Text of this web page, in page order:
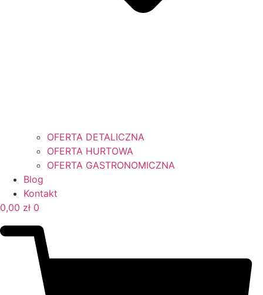
OFERTA DETALICZNA
OFERTA HURTOWA
OFERTA GASTRONOMICZNA
Blog
Kontakt
0,00 zł 0